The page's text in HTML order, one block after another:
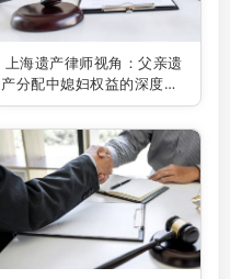
上海遗产律师视角：父亲遗
产分配中媳妇权益的深度剖
析